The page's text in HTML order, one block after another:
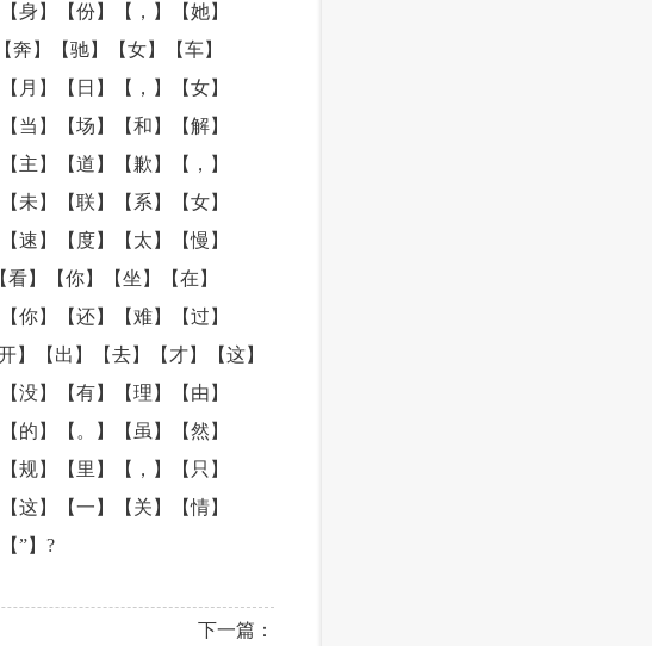
身】【份】【，】【她】
奔】【驰】【女】【车】
月】【日】【，】【女】
当】【场】【和】【解】
主】【道】【歉】【，】
未】【联】【系】【女】
速】【度】【太】【慢】
】【你】【坐】【在】
你】【还】【难】【过】
】【出】【去】【才】【这】
没】【有】【理】【由】
的】【。】【虽】【然】
规】【里】【，】【只】
这】【一】【关】【情】
”】?
下一篇：